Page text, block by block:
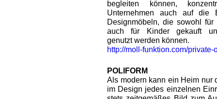
begleiten können,
Unternehmen auch auf die
Designmöbeln, die sowohl für
auch für Kinder gekauft
genutzt werden können.
http://moll-funktion.com/private-
POLIFORM
Als modern kann ein Heim nur
im Design jedes einzelnen